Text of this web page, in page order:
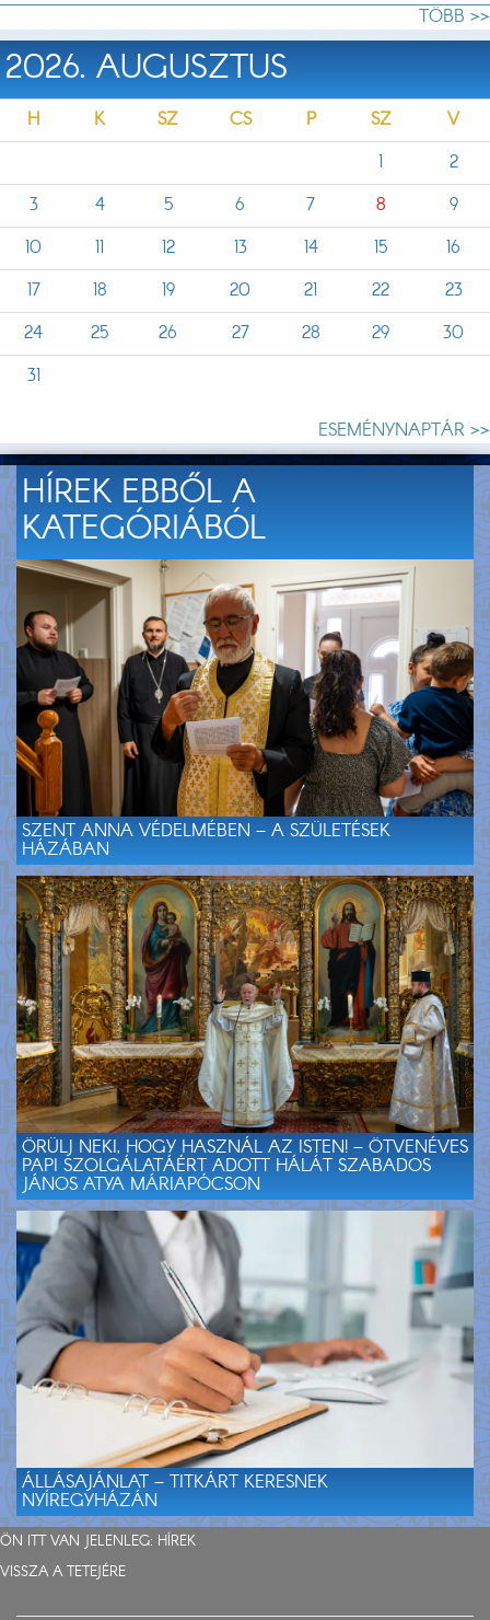
TÖBB >>
2026. AUGUSZTUS
H K SZ CS P SZ
V
1
2
3
4 5 6 7 8
9
10
11 12 13 14 15
16
17
18 19 20 21 22
23
24
25 26 27 28 29
30
31
ESEMÉNYNAPTÁR >>
HÍREK EBBŐL A
KATEGÓRIÁBÓL
SZENT ANNA VÉDELMÉBEN – A SZÜLETÉSEK
HÁZÁBAN
ÖRÜLJ NEKI, HOGY HASZNÁL AZ ISTEN! – ÖTVENÉVES
PAPI SZOLGÁLATÁÉRT ADOTT HÁLÁT SZABADOS
JÁNOS ATYA MÁRIAPÓCSON
ÁLLÁSAJÁNLAT – TITKÁRT KERESNEK
NYÍREGYHÁZÁN
ÖN ITT VAN JELENLEG: HÍREK
VISSZA A TETEJÉRE